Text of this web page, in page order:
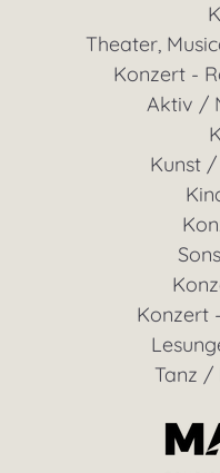
Theater,
Konzert -
Aktiv /
Kunst /
Konzert
Tanz /